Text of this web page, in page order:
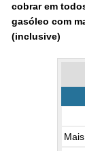
cobrar em
gasóleo com
(inclusive)